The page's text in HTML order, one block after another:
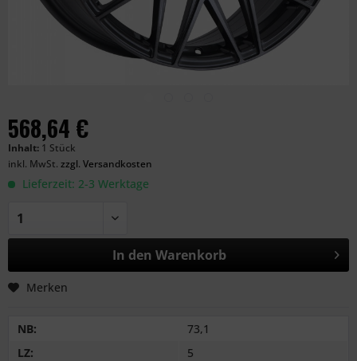
568,64 €
Inhalt: 1 Stück
inkl. MwSt. zzgl. Versandkosten
Lieferzeit: 2-3 Werktage
In den Warenkorb
Merken
NB:
73,1
LZ:
5